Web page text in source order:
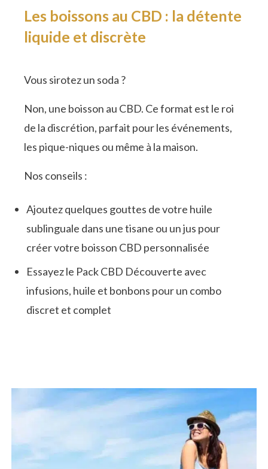
Les boissons au CBD : la détente
liquide et discrète
Vous sirotez un soda ?
Non, une boisson au CBD. Ce format est le roi
de la discrétion, parfait pour les événements,
les pique-niques ou même à la maison.
Nos conseils :
Ajoutez quelques gouttes de votre huile
sublinguale dans une tisane ou un jus pour
créer votre boisson CBD personnalisée
Essayez le Pack CBD Découverte avec
infusions, huile et bonbons pour un combo
discret et complet